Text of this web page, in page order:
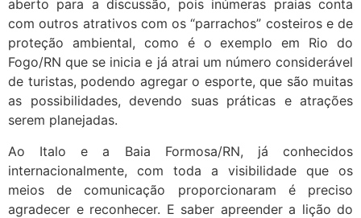
aberto para a discussão, pois inúmeras praias conta
com outros atrativos com os “parrachos” costeiros e de
proteção ambiental, como é o exemplo em Rio do
Fogo/RN que se inicia e já atrai um número considerável
de turistas, podendo agregar o esporte, que são muitas
as possibilidades, devendo suas práticas e atrações
serem planejadas.
Ao Italo e a Baia Formosa/RN, já conhecidos
internacionalmente, com toda a visibilidade que os
meios de comunicação proporcionaram é preciso
agradecer e reconhecer. E saber apreender a lição do